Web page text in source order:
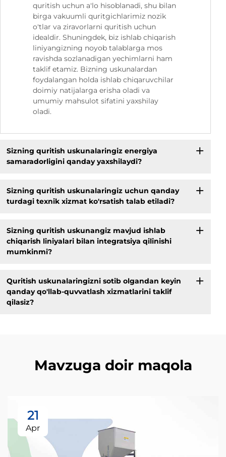
quritish uchun a'lo hisoblanadi, shu bilan
birga vakuumli quritgichlarimiz nozik
o'tlar va ziravorlarni quritish uchun
idealdir. Shuningdek, biz ishlab chiqarish
liniyangizning noyob talablarga mos
ravishda sozlanadigan yechimlarni ham
taklif etamiz. Bizning uskunalardan
foydalangan holda ishlab chiqaruvchilar
doimiy natijalarga erisha oladi va
umumiy mahsulot sifatini yaxshilay
oladi.
Sizning quritish uskunalaringiz energiya
samaradorligini qanday yaxshilaydi?
Sizning quritish uskunalaringiz uchun qanday
turdagi texnik xizmat ko'rsatish talab etiladi?
Sizning quritish uskunangiz mavjud ishlab
chiqarish liniyalari bilan integratsiya qilinishi
mumkinmi?
Quritish uskunalaringizni sotib olgandan keyin
qanday qo'llab-quvvatlash xizmatlarini taklif
qilasiz?
Mavzuga doir maqola
21
Apr